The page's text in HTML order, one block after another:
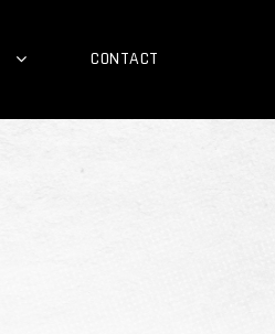
CONTACT